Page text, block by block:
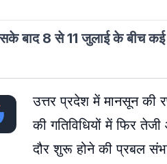
बाद 8 से 11 जुलाई के बीच
उत्तर प्रदेश में मानसून की
की गतिविधियों में फिर
दौर शुरू होने की प्रबल